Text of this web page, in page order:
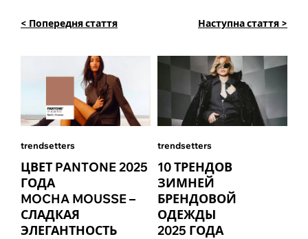
< Попередня стаття
trendsetters
ЦВЕТ PANTONE 2025
ГОДА
MOCHA MOUSSE –
СЛАДКАЯ
ЭЛЕГАНТНОСТЬ
Наступна стаття >
trendsetters
10 ТРЕНДОВ
ЗИМНЕЙ
БРЕНДОВОЙ
ОДЕЖДЫ
2025 ГОДА